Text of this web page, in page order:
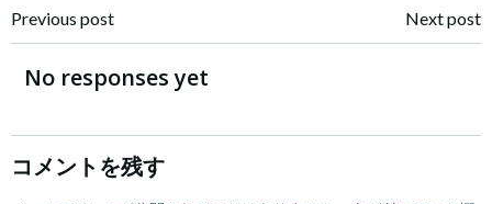
投
稿
ナ
ビ
Previous post
ナ
Next post
No responses yet
コメントを残す